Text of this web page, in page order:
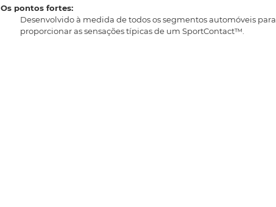
Os pontos fortes:
Desenvolvido à medida de todos os segmentos automóveis para
proporcionar as sensações típicas de um SportContact™.